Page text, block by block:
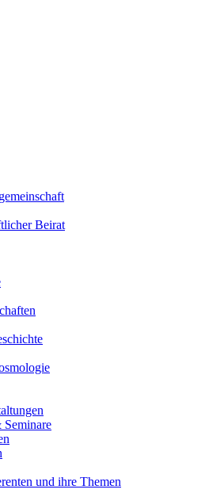
Beirat
Seminare
und ihre Themen